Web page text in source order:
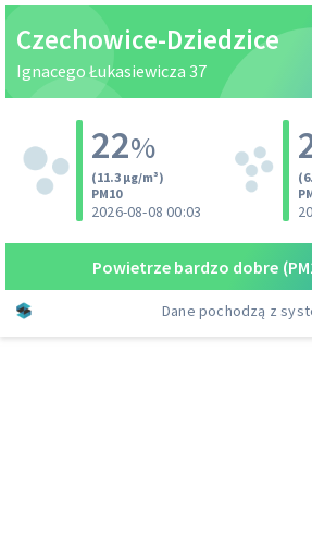
Czechowice-Dziedzice
Ignacego Łukasiewicza 37
22%
(11.3 µg/m³)
PM10
2026-08-08 00:03
Powietrze bardzo dobre
Dane pochodzą z